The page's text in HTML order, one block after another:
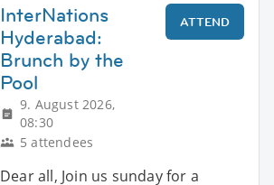
InterNations
Hyderabad:
Brunch by the
Pool
9. August 2026,
08:30
5 attendees
ATTEND
Dear all, Join us sunday for a